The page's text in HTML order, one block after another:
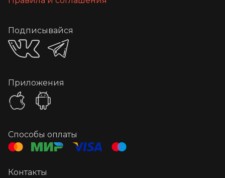
Подписывайся
Приложения
Способы оплаты
Контакты